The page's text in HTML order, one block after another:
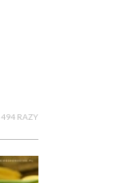
494 RAZY